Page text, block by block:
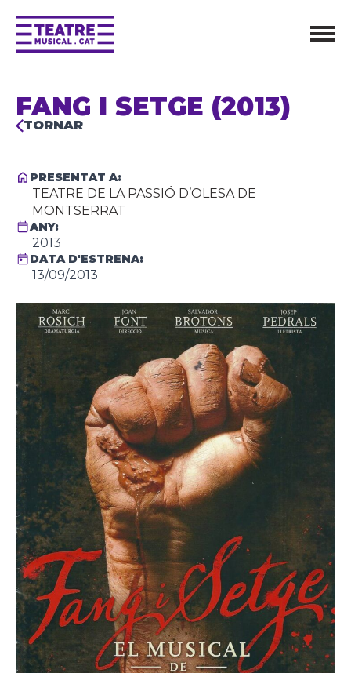
FANG I SETGE (2013)
TORNAR
PRESENTAT A:
TEATRE DE LA PASSIÓ D’OLESA DE
MONTSERRAT
ANY:
2013
DATA D'ESTRENA:
13/09/2013